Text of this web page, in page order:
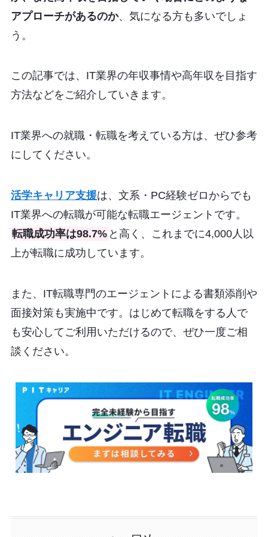
アプローチがあるのか、気になる方も多いでしょ
う。
この記事では、IT業界の年収事情や高年収を目指す
方法などをご紹介していきます。
IT業界への就職・転職を考えている方は、ぜひ参考
にしてください。
活学キャリア支援は、文系・PC経験ゼロからでも
IT業界への転職が可能な転職エージェントです。
転職成功率は98.7% と高く、これまでに4,000人以
上が転職に成功しています。
また、IT転職専門のエージェントによる書類添削や
面接対策も実施中です。はじめて転職をする人で
も安心してご利用いただけるので、ぜひ一度ご相
談ください。